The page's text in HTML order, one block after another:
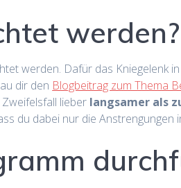
werden?
werden. Dafür das Kniegelenk
dir den Blogbeitrag zum Thema
lieber langsamer als
du dabei nur die